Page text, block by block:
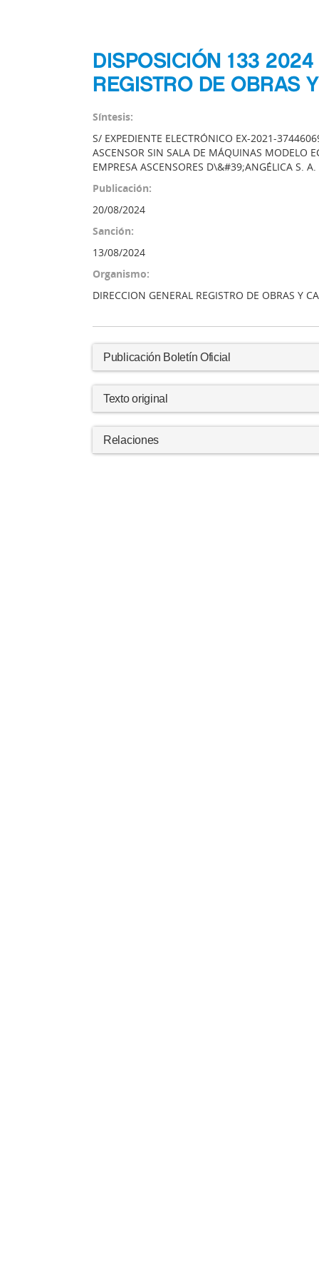
DISPOSICIÓN 133
REGISTRO DE OBRAS
Síntesis:
S/ EXPEDIENTE ELECTRÓNICO EX-2021-
ASCENSOR SIN SALA DE MÁQUINAS MODELO
EMPRESA ASCENSORES D\&#39;ANGÉLICA S.
Publicación:
20/08/2024
Sanción:
13/08/2024
Organismo:
DIRECCION GENERAL REGISTRO DE OBRAS Y
Publicación Boletín Oficial
Texto original
Relaciones